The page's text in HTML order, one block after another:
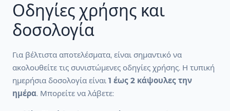
Οδηγίες χρήσης και
δοσολογία
Για βέλτιστα αποτελέσματα, είναι σημαντικό να
ακολουθείτε τις συνιστώμενες οδηγίες χρήσης. Η τυπική
ημερήσια δοσολογία είναι 1 έως 2 κάψουλες την
ημέρα. Μπορείτε να λάβετε: